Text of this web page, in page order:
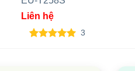
Liên hệ
3